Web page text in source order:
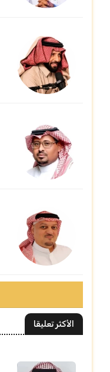
الأكثر تعليقا